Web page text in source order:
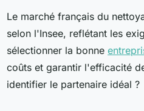
Le marché français du
selon l'Insee, reflétant les
sélectionner la bonne
coûts et garantir l'efficacité
identifier le partenaire idéal ?